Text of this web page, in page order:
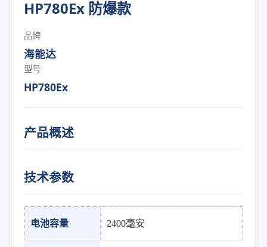
HP780Ex 防爆款
品牌
海能达
型号
HP780Ex
产品概述
技术参数
电池容量 2400毫安